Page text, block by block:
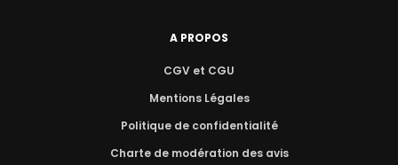
A PROPOS
CGV et CGU
Mentions Légales
Politique de confidentialité
Charte de modération des avis